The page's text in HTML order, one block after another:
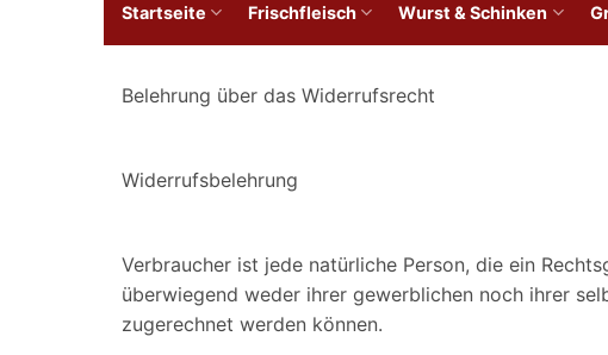
Startseite Frischfleisch Wurst & Schinken
Belehrung über das Widerrufsrecht
Widerrufsbelehrung
Verbraucher ist jede natürliche Person, die ein
überwiegend weder ihrer gewerblichen noch ihrer
zugerechnet werden können.